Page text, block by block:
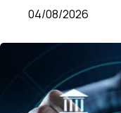
04/08/2026